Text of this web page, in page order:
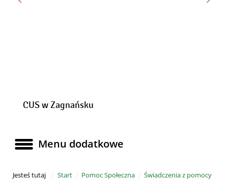
CUS w Zagnańsku
Menu dodatkowe
Menu dodatkowe
Jesteś tutaj Start Pomoc Społeczna
Świadczenia z pomocy